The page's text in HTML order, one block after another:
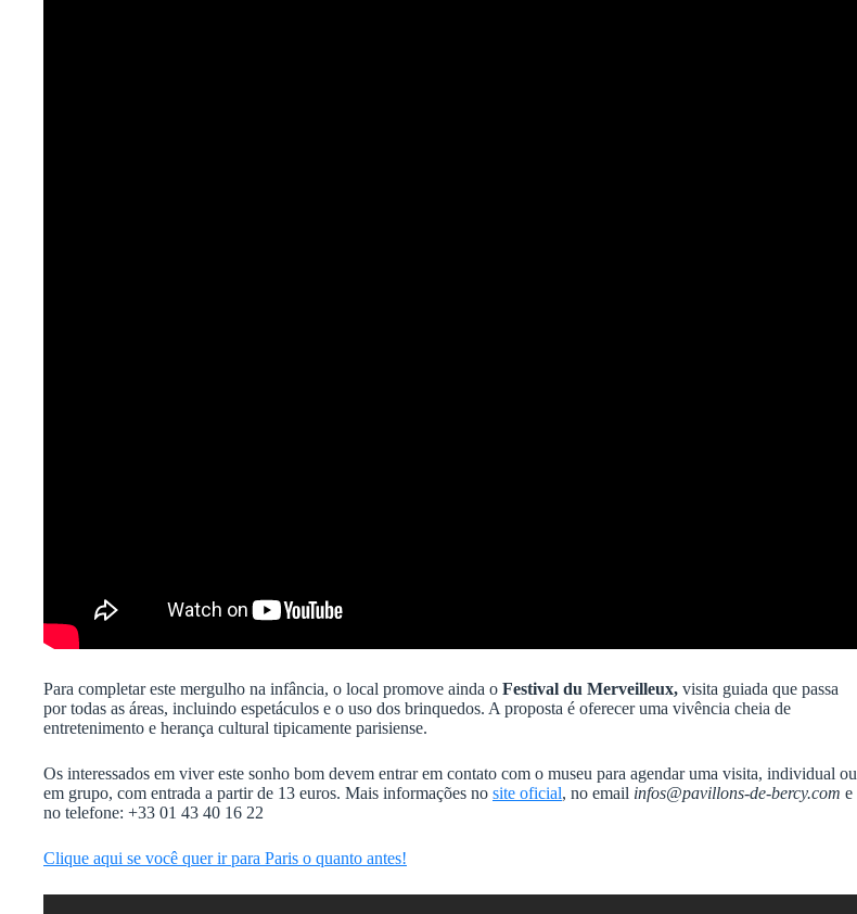
Para completar este mergulho na infância, o local promove ainda o Festival du Merveilleux, visita guiada que passa
por todas as áreas, incluindo espetáculos e o uso dos brinquedos. A proposta é oferecer uma vivência cheia de
entretenimento e herança cultural tipicamente parisiense.
Os interessados em viver este sonho bom devem entrar em contato com o museu para agendar uma visita, individual ou
em grupo, com entrada a partir de 13 euros. Mais informações no site oficial, no email infos@pavillons-de-bercy.com e
no telefone: +33 01 43 40 16 22
Clique aqui se você quer ir para Paris o quanto antes!